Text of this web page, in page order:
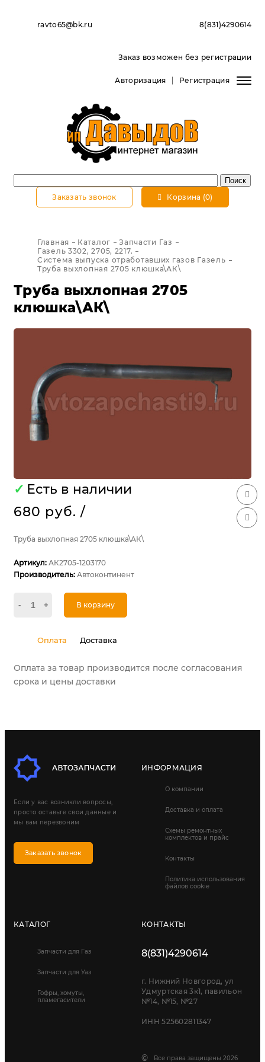
ravto65@bk.ru 8(831)4290614
Заказ возможен без регистрации
Авторизация Регистрация
Заказать звонок Корзина (0)
Главная Каталог
Запчасти Газ
Газель 3302, 2705, 2217.
Система выпуска отработавших газов Газель
Труба выхлопная 2705 клюшка\АК\
Труба выхлопная 2705
клюшка\АК\
✓ Есть в наличии
680 руб. /
Труба выхлопная 2705 клюшка\АК\
Артикул: АК2705-1203170
Производитель: Автоконтинент
- + В корзину
Оплата Доставка
Оплата за товар производится после согласования
срока и цены доставки
Если у вас возникли вопросы,
просто оставьте свои данные и
мы вам перезвоним
Заказать звонок
ИНФОРМАЦИЯ
О компании
Доставка и оплата
Схемы ремонтных
комплектов и прайс
Контакты
Политика использования
файлов cookie
КАТАЛОГ
Запчасти для Газ
Запчасти для Уаз
Гофры, хомуты,
пламегасители
КОНТАКТЫ
8(831)4290614
г. Нижний Новгород, ул
Удмуртская 3к1, павильон
№14, №15, №27
ИНН 525602811347
© Все права защищены 2026